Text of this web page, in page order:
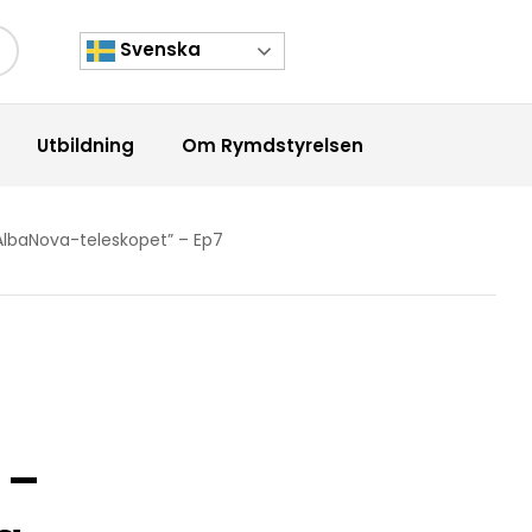
Svenska
Utbildning Om Rymdstyrelsen
teleskopet” – Ep7